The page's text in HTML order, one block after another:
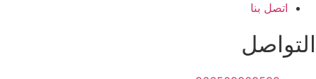
اتصل بنا